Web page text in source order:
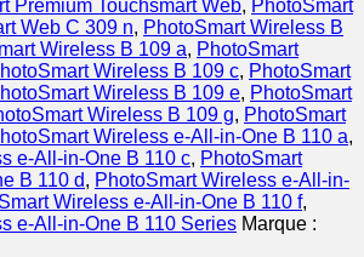
Premium Touchsmart Web, PhotoSmart
Web C 309 n, PhotoSmart Wireless B
Wireless B 109 a, PhotoSmart
Wireless B 109 c, PhotoSmart
Wireless B 109 e, PhotoSmart
Wireless B 109 g, PhotoSmart
Wireless e-All-in-One B 110 a,
e-All-in-One B 110 c, PhotoSmart
B 110 d, PhotoSmart Wireless e-All-in-
Wireless e-All-in-One B 110 f,
e-All-in-One B 110 Series Marque :